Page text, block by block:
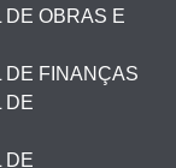
DE OBRAS E
DE FINANÇAS
DE
DE